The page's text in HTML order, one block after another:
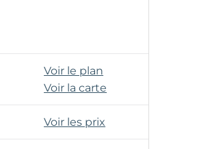
Voir le plan
Voir la carte
Voir les prix